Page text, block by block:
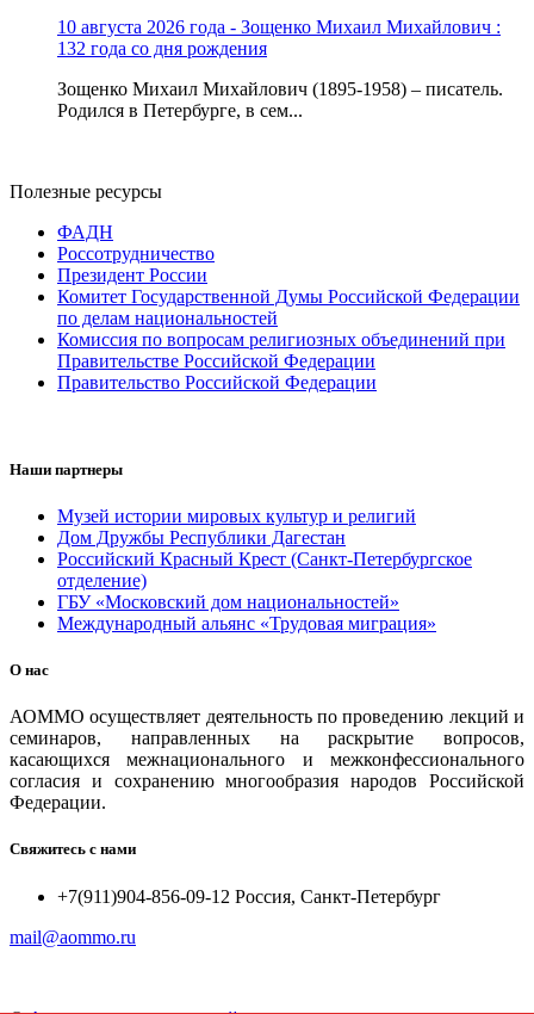
10 августа 2026 года - Зощенко Михаил Михайлович :
132 года со дня рождения
Зощенко Михаил Михайлович (1895-1958) – писатель.
Родился в Петербурге, в сем...
Полезные ресурсы
ФАДН
Россотрудничество
Президент России
Комитет Государственной Думы Российской Федерации
по делам национальностей
Комиссия по вопросам религиозных объединений при
Правительстве Российской Федерации
Правительство Российской Федерации
Наши партнеры
Музей истории мировых культур и религий
Дом Дружбы Республики Дагестан
Российский Красный Крест (Санкт-Петербургское
отделение)
ГБУ «Московский дом национальностей»
Международный альянс «Трудовая миграция»
О нас
АОММО осуществляет деятельность по проведению лекций и
семинаров, направленных на раскрытие вопросов,
касающихся межнационального и межконфессионального
согласия и сохранению многообразия народов Российской
Федерации.
Свяжитесь с нами
+7(911)904-856-09-12 Россия, Санкт-Петербург
mail@aommo.ru